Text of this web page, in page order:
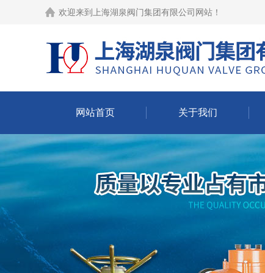
欢迎来到 上海湖泉阀门集团有限公司网站 ！
网站首页 关于我们